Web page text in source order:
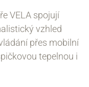
VELA spojují
vzhled
přes mobilní
tepelnou i